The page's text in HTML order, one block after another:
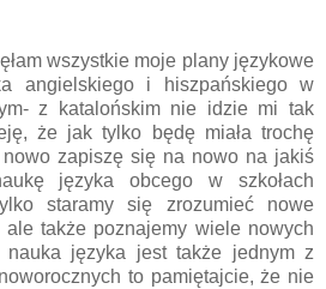
wszystkie moje plany językowe
angielskiego i hiszpańskiego w
z katalońskim nie idzie mi tak
że jak tylko będę miała trochę
zapiszę się na nowo na jakiś
języka obcego w szkołach
staramy się zrozumieć nowe
także poznajemy wiele nowych
języka jest także jednym z
to pamiętajcie, że nie